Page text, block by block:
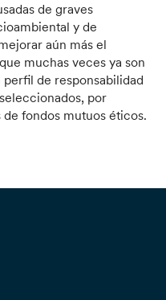
de graves
y de
aún más el
muchas veces ya son
de responsabilidad
por
fondos mutuos éticos.